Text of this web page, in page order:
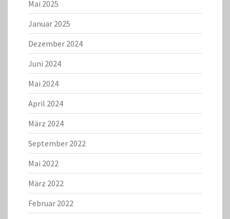
Mai 2025
Januar 2025
Dezember 2024
Juni 2024
Mai 2024
April 2024
März 2024
September 2022
Mai 2022
März 2022
Februar 2022